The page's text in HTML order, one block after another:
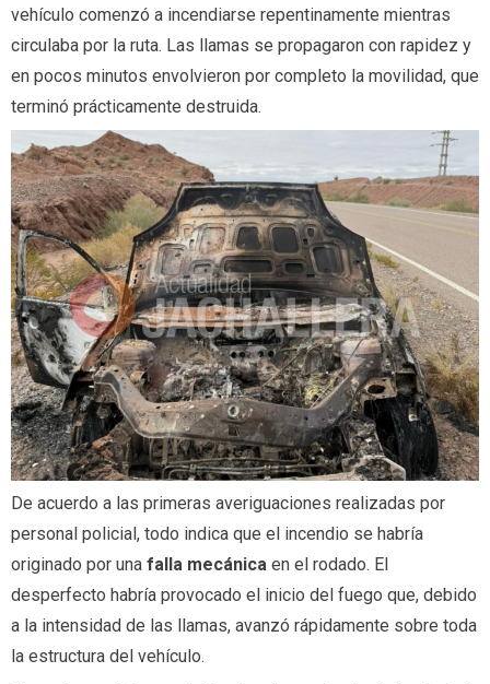
vehículo comenzó a incendiarse repentinamente mientras
circulaba por la ruta. Las llamas se propagaron con rapidez y
en pocos minutos envolvieron por completo la movilidad, que
terminó prácticamente destruida.
De acuerdo a las primeras averiguaciones realizadas por
personal policial, todo indica que el incendio se habría
originado por una falla mecánica en el rodado. El
desperfecto habría provocado el inicio del fuego que, debido
a la intensidad de las llamas, avanzó rápidamente sobre toda
la estructura del vehículo.